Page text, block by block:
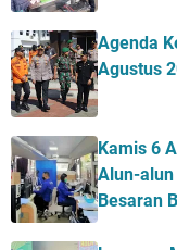
Agenda
Agustus
Kamis 6
Alun-
Besaran